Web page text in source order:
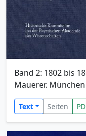
Band 2: 1802 bis
Mauerer.
Text Seiten